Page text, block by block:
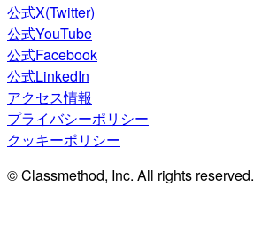
公式X(Twitter)
公式YouTube
公式Facebook
公式LinkedIn
アクセス情報
プライバシーポリシー
クッキーポリシー
© Classmethod, Inc. All rights reserved.